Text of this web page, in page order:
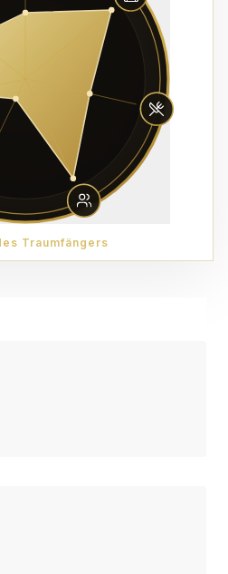
Traumfängers